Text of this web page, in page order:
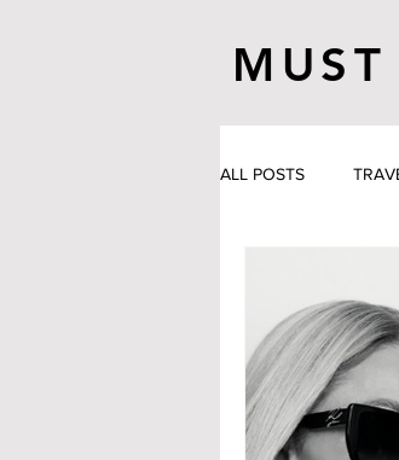
MUST
ALL POSTS